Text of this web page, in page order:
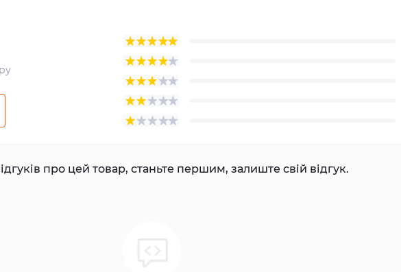
про цей товар, станьте першим, залиште свій відгук.